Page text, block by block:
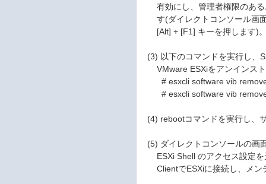
有効にし、管理者権限のある
す(ダイレクトコンソール画
[Alt] + [F1] キーを押します)
(3) 以下のコマンドを実行し
VMware ESXiをアンインスト
# esxcli software vib
# esxcli software vib
(4) rebootコマンドを実行し、
(5) ダイレクトコンソールの画
ESXi Shell のアクセス設定を
ClientでESXiに接続し、メン